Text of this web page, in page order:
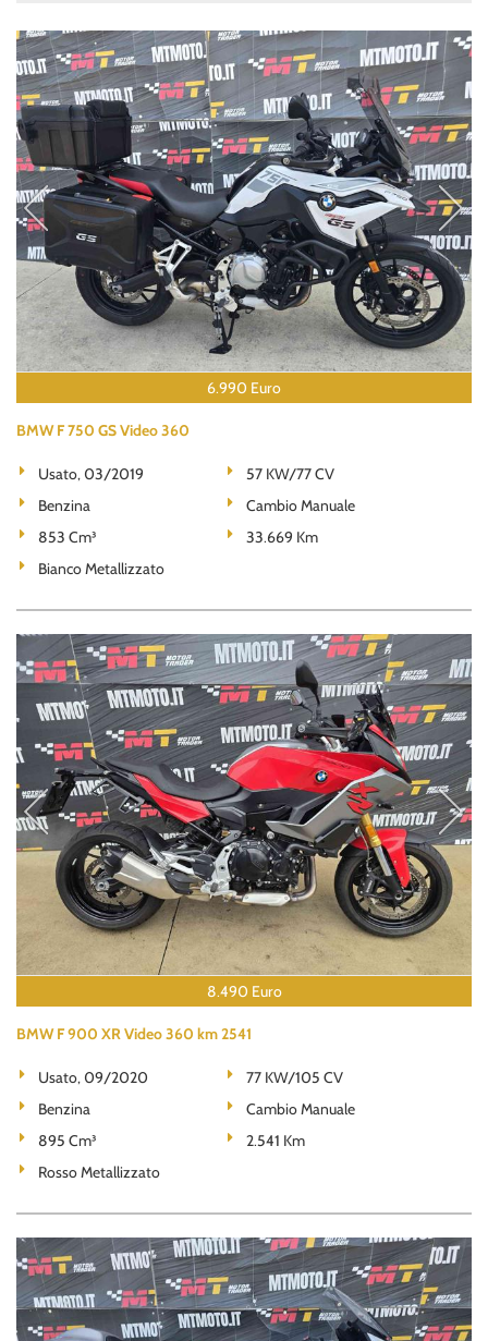
6.990 Euro
BMW F 750 GS Video 360
Usato, 03/2019
57 KW/77 CV
Benzina
Cambio Manuale
853 Cm³
33.669 Km
Bianco Metallizzato
8.490 Euro
BMW F 900 XR Video 360 km 2541
Usato, 09/2020
77 KW/105 CV
Benzina
Cambio Manuale
895 Cm³
2.541 Km
Rosso Metallizzato